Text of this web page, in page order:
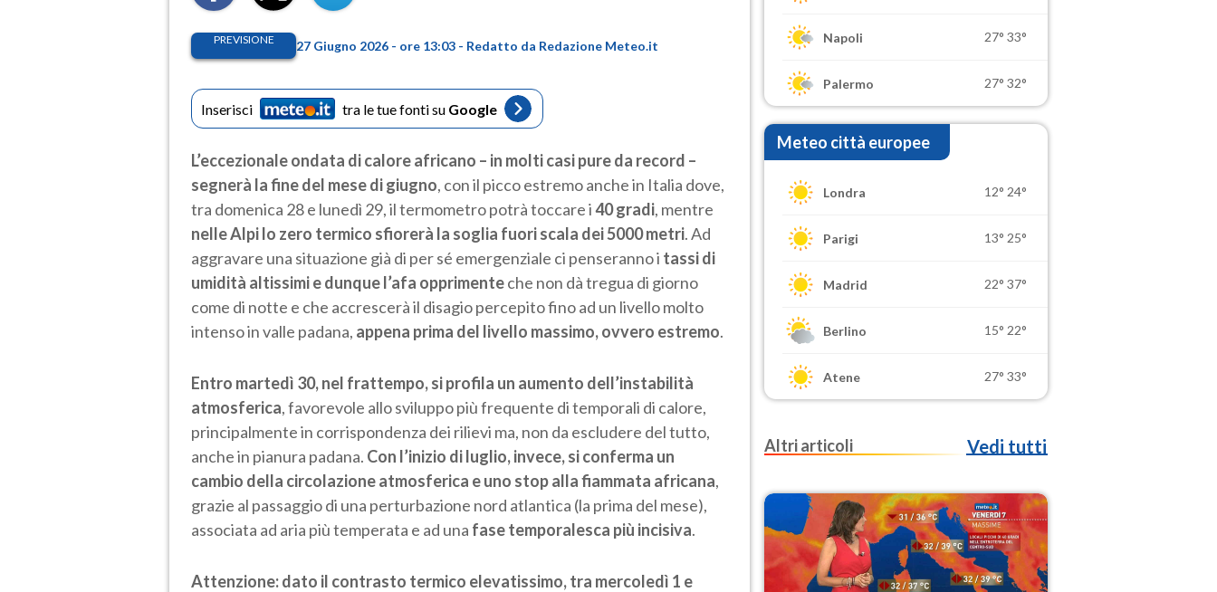
PREVISIONE 27 Giugno 2026 - ore 13:03 - Redatto da Redazione Meteo.it
Inserisci tra le tue fonti su Google
L’eccezionale ondata di calore africano – in molti casi pure da record –
segnerà la fine del mese di giugno, con il picco estremo anche in Italia dove,
tra domenica 28 e lunedì 29, il termometro potrà toccare i40 gradi, mentre
nelle Alpi lo zero termico sfiorerà la soglia fuori scala dei 5000 metri. Ad
aggravare una situazione già di per sé emergenziale ci penseranno i tassi di
umidità altissimi e dunque l’afa opprimenteche non dà tregua di giorno
come di notte e che accrescerà il disagio percepito fino ad un livello molto
intenso in valle padana, appena prima del livello massimo, ovvero estremo.
Entro martedì 30, nel frattempo, si profila un aumento dell’instabilità
atmosferica, favorevole allo sviluppo più frequente di temporali di calore,
principalmente in corrispondenza dei rilievi ma, non da escludere del tutto,
anche in pianura padana. Con l’inizio di luglio, invece, si conferma un
cambio della circolazione atmosferica e uno stop alla fiammata africana,
grazie al passaggio di una perturbazione nord atlantica (la prima del mese),
associata ad aria più temperata e ad una fase temporalesca più incisiva.
Attenzione: dato il contrasto termico elevatissimo, tra mercoledì 1 e
Napoli 27° 33°
Palermo 27° 32°
Meteo città europee
Londra 12° 24°
Parigi 13° 25°
Madrid 22° 37°
Berlino 15° 22°
Atene 27° 33°
Altri articoli Vedi tutti